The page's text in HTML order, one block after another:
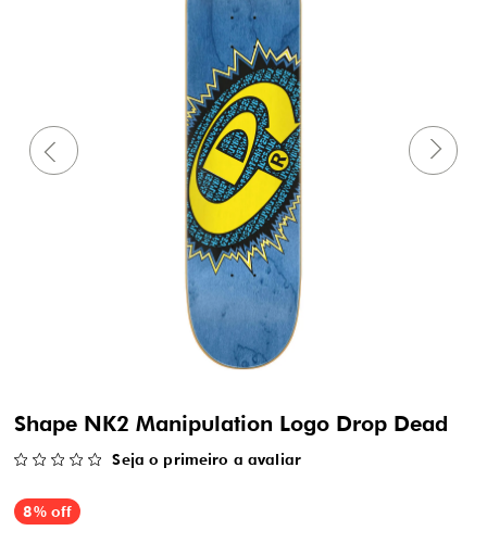
Shape NK2 Manipulation Logo Drop Dead
Seja o primeiro a avaliar
8% off